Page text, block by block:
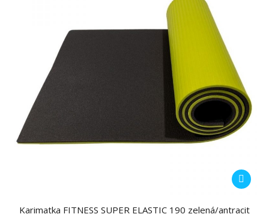
Karimatka FITNESS SUPER ELASTIC 190 zelená/antracit